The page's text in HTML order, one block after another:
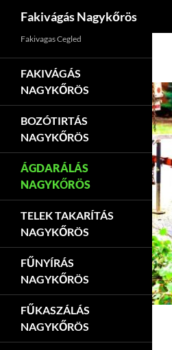
Kilépés
a
tartalomba
Fakivágás Nagykőrös
Fakivagas Cegled
FAKIVÁGÁS
NAGYKŐRÖS
BOZÓTIRTÁS
NAGYKŐRÖS
ÁGDARÁLÁS
NAGYKŐRÖS
TELEK TAKARÍTÁS
NAGYKŐRÖS
FŰNYÍRÁS
NAGYKŐRÖS
FŰKASZÁLÁS
NAGYKŐRÖS